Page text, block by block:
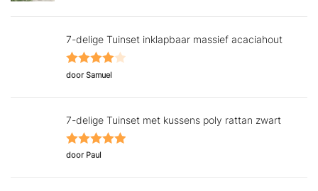
7-delige Tuinset inklapbaar massief acaciahout
Gewaardeerd
door Samuel
7-delige Tuinset met kussens poly rattan zwart
Gewaardeerd
door Paul